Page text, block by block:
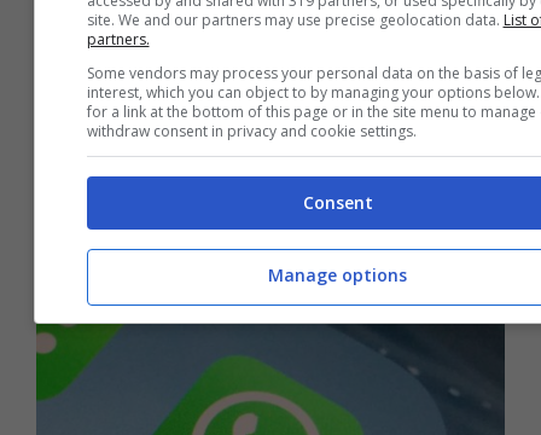
WhatsApp, in arrivo le chiamate
criptate
Marzo 15, 2016
site. We and our partners may use precise geolocation data. List
partners.
Some vendors may process your personal data on the basis of
interest, which you can object to by managing your options
for a link at the bottom of this page or in the site menu to manage
withdraw consent in privacy and cookie settings.
Consent
Manage options